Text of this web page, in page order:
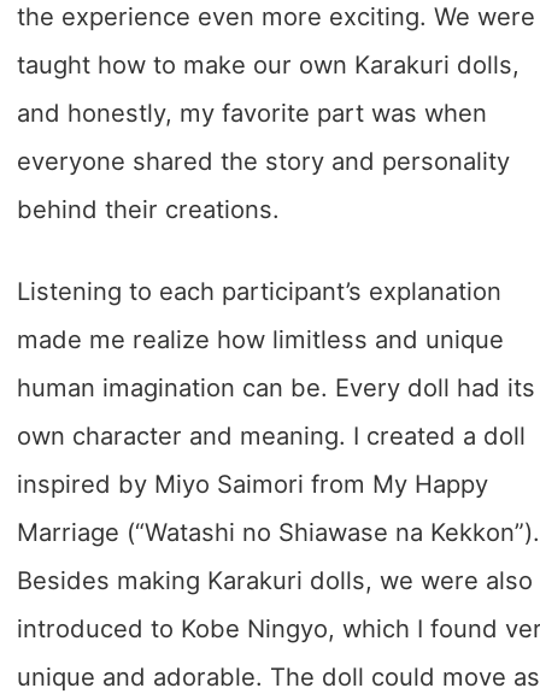
the experience even more exciting. We were
taught how to make our own Karakuri dolls,
and honestly, my favorite part was when
everyone shared the story and personality
behind their creations.
Listening to each participant’s explanation
made me realize how limitless and unique
human imagination can be. Every doll had its
own character and meaning. I created a doll
inspired by Miyo Saimori from My Happy
Marriage (“Watashi no Shiawase na Kekkon”).
Besides making Karakuri dolls, we were also
introduced to Kobe Ningyo, which I found
unique and adorable. The doll could move as